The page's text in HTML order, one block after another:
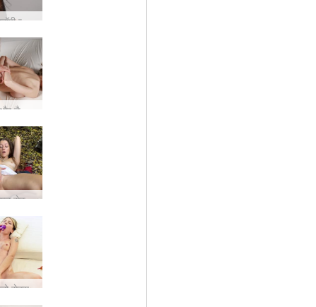
गोरो और ट्रॉपी ब्लोजॉब सौंदर्य
जेड का एकल सेक्स एडवेंचर
सेक्स